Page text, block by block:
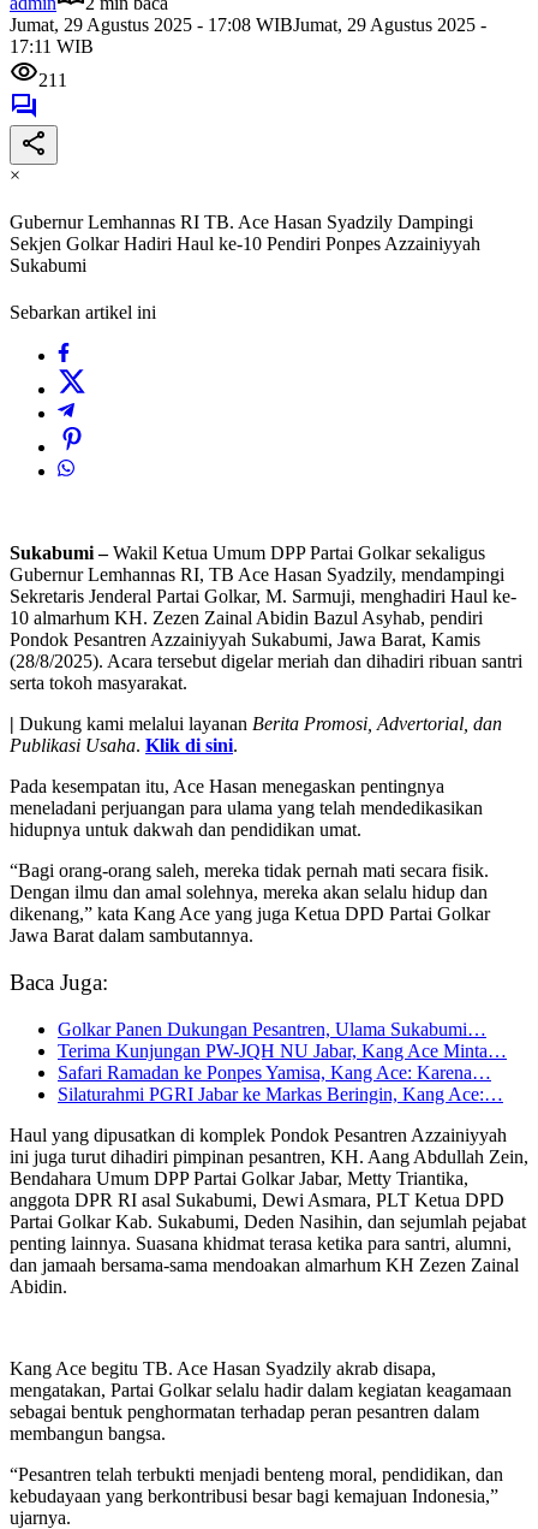
Jumat, 29 Agustus 2025 - 17:08 WIBJumat, 29 Agustus 2025 -
17:11 WIB
211
×
Gubernur Lemhannas RI TB. Ace Hasan Syadzily Dampingi
Sekjen Golkar Hadiri Haul ke-10 Pendiri Ponpes Azzainiyyah
Sukabumi
Sebarkan artikel ini
Sukabumi –Wakil Ketua Umum DPP Partai Golkar sekaligus
Gubernur Lemhannas RI, TB Ace Hasan Syadzily, mendampingi
Sekretaris Jenderal Partai Golkar, M. Sarmuji, menghadiri Haul ke-
10 almarhum KH. Zezen Zainal Abidin Bazul Asyhab, pendiri
Pondok Pesantren Azzainiyyah Sukabumi, Jawa Barat, Kamis
(28/8/2025). Acara tersebut digelar meriah dan dihadiri ribuan santri
serta tokoh masyarakat.
| Dukung kami melalui layanan Berita Promosi, Advertorial, dan
Publikasi Usaha. Klik di sini.
Pada kesempatan itu, Ace Hasan menegaskan pentingnya
meneladani perjuangan para ulama yang telah mendedikasikan
hidupnya untuk dakwah dan pendidikan umat.
“Bagi orang-orang saleh, mereka tidak pernah mati secara fisik.
Dengan ilmu dan amal solehnya, mereka akan selalu hidup dan
dikenang,” kata Kang Ace yang juga Ketua DPD Partai Golkar
Jawa Barat dalam sambutannya.
Baca Juga:
Golkar Panen Dukungan Pesantren, Ulama Sukabumi…
Terima Kunjungan PW-JQH NU Jabar, Kang Ace Minta…
Safari Ramadan ke Ponpes Yamisa, Kang Ace: Karena…
Silaturahmi PGRI Jabar ke Markas Beringin, Kang Ace:…
Haul yang dipusatkan di komplek Pondok Pesantren Azzainiyyah
ini juga turut dihadiri pimpinan pesantren, KH. Aang Abdullah Zein,
Bendahara Umum DPP Partai Golkar Jabar, Metty Triantika,
anggota DPR RI asal Sukabumi, Dewi Asmara, PLT Ketua DPD
Partai Golkar Kab. Sukabumi, Deden Nasihin, dan sejumlah pejabat
penting lainnya. Suasana khidmat terasa ketika para santri, alumni,
dan jamaah bersama-sama mendoakan almarhum KH Zezen Zainal
Abidin.
Kang Ace begitu TB. Ace Hasan Syadzily akrab disapa,
mengatakan, Partai Golkar selalu hadir dalam kegiatan keagamaan
sebagai bentuk penghormatan terhadap peran pesantren dalam
membangun bangsa.
“Pesantren telah terbukti menjadi benteng moral, pendidikan, dan
kebudayaan yang berkontribusi besar bagi kemajuan Indonesia,”
ujarnya.